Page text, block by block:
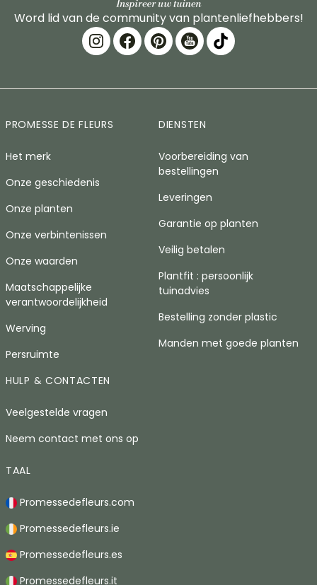
Word lid van de community van plantenliefhebbers!
PROMESSE DE FLEURS
Het merk
Onze geschiedenis
Onze planten
Onze verbintenissen
Onze waarden
Maatschappelijke
verantwoordelijkheid
Werving
Persruimte
DIENSTEN
Voorbereiding van
bestellingen
Leveringen
Garantie op planten
Veilig betalen
Plantfit : persoonlijk
tuinadvies
Bestelling zonder plastic
Manden met goede planten
HULP & CONTACTEN
Veelgestelde vragen
Neem contact met ons op
TAAL
Promessedefleurs.com
Promessedefleurs.ie
Promessedefleurs.es
Promessedefleurs.it